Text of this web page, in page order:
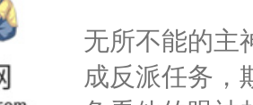
无所不能的主
成反派任务，